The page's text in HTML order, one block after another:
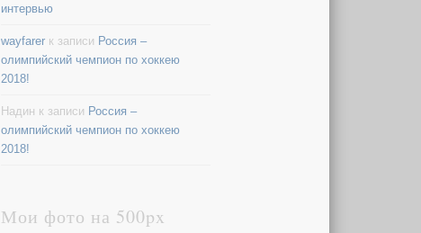
интервью
wayfarerк записи Россия –
олимпийский чемпион по хоккею
2018!
Надин к записи Россия –
олимпийский чемпион по хоккею
2018!
Мои фото на 500px